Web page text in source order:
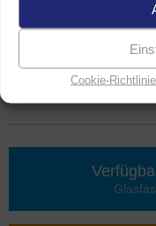
Cookie-Richtlinie
➥ Orte mit Z